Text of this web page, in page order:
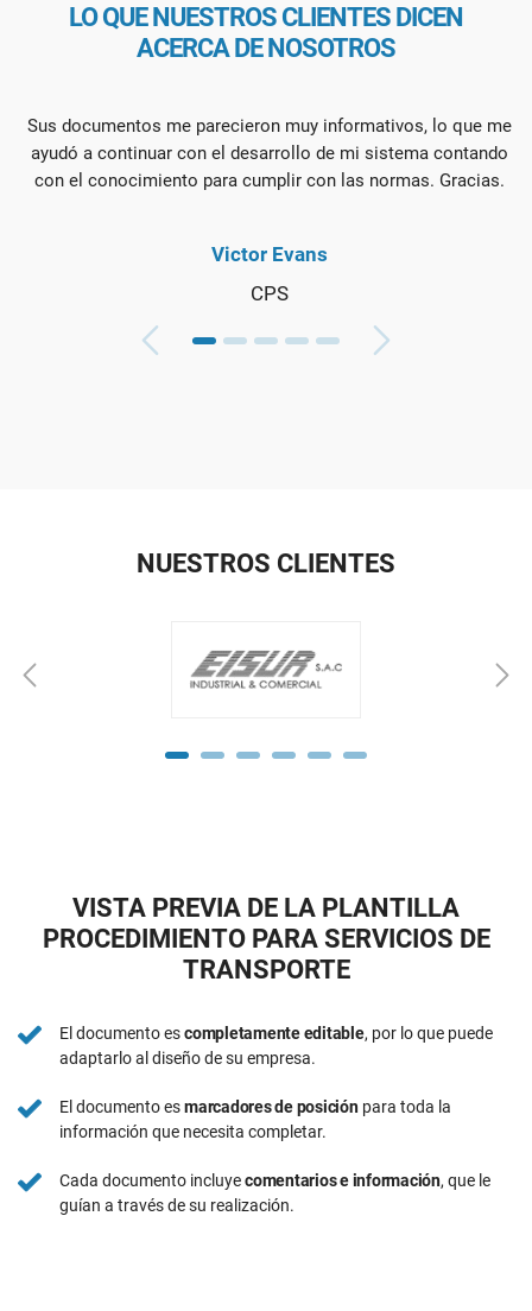
LO QUE NUESTROS CLIENTES DICEN
ACERCA DE NOSOTROS
Sus documentos me parecieron muy informativos, lo que me
ayudó a continuar con el desarrollo de mi sistema contando
con el conocimiento para cumplir con las normas. Gracias.
Victor Evans
CPS
NUESTROS CLIENTES
VISTA PREVIA DE LA PLANTILLA
PROCEDIMIENTO PARA SERVICIOS DE
TRANSPORTE
El documento escompletamente editable, por lo que puede
adaptarlo al diseño de su empresa.
El documento esmarcadores de posiciónpara toda la
información que necesita completar.
Cada documento incluyecomentarios e información, que le
guían a través de su realización.